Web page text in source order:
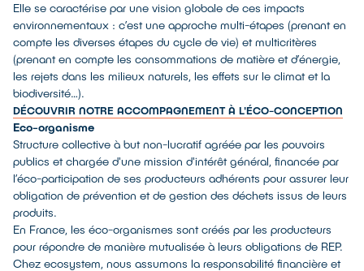
Elle se caractérise par une vision globale de ces impacts
environnementaux : c’est une approche multi-étapes (prenant en
compte les diverses étapes du cycle de vie) et multicritères
(prenant en compte les consommations de matière et d’énergie,
les rejets dans les milieux naturels, les effets sur le climat et la
biodiversité…).
DÉCOUVRIR NOTRE ACCOMPAGNEMENT À L'ÉCO-CONCEPTION
Eco-organisme
Structure collective à but non-lucratif agréée par les pouvoirs
publics et chargée d'une mission d'intérêt général, financée par
l’éco-participation de ses producteurs adhérents pour assurer leur
obligation de prévention et de gestion des déchets issus de leurs
produits.
En France, les éco-organismes sont créés par les producteurs
pour répondre de manière mutualisée à leurs obligations de REP.
Chez ecosystem, nous assumons la responsabilité financière et